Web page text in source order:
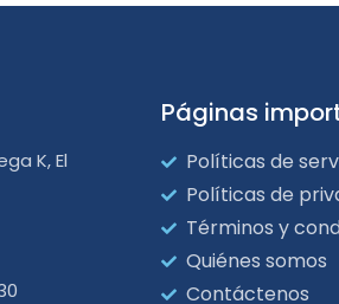
K, El
Páginas
Políticas de
Políticas de
Términos y
Quiénes somos
Contáctenos